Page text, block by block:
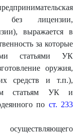
без лицензии,
выражается в
за которые
статьями УК
оружия,
средств и т.п.),
статьям УК и
по ст. 233